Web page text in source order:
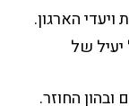
הארגון.
של
החוזר.